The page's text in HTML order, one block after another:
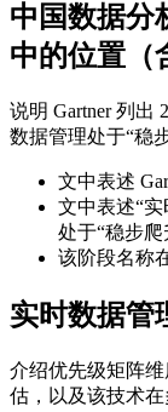
中国数据分
中的位置（
说明 Gartner 列出
数据管理处于“稳
文中表述
文中表述“实
处于“稳步爬
该阶段名称
实时数据管
介绍优先级矩阵
估，以及该技术在